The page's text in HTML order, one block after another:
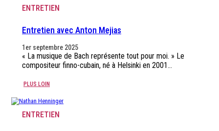
ENTRETIEN
Entretien avec Anton Mejias
1er septembre 2025
« La musique de Bach représente tout pour moi. » Le
compositeur finno-cubain, né à Helsinki en 2001…
PLUS LOIN
ENTRETIEN